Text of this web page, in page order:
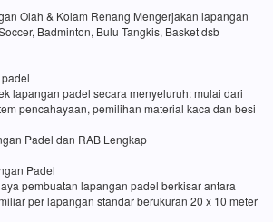
Olah & Kolam Renang Mengerjakan lapangan
Badminton, Bulu Tangkis, Basket dsb
lapangan padel secara menyeluruh: mulai dari
pencahayaan, pemilihan material kaca dan besi
Padel dan RAB Lengkap
Padel
pembuatan lapangan padel berkisar antara
per lapangan standar berukuran 20 x 10 meter